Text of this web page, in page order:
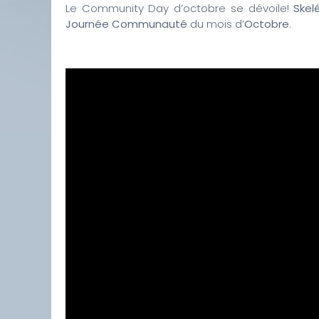
Le Community Day d’octobre se dévoile!
Journée Communauté du mois d’Octobre.